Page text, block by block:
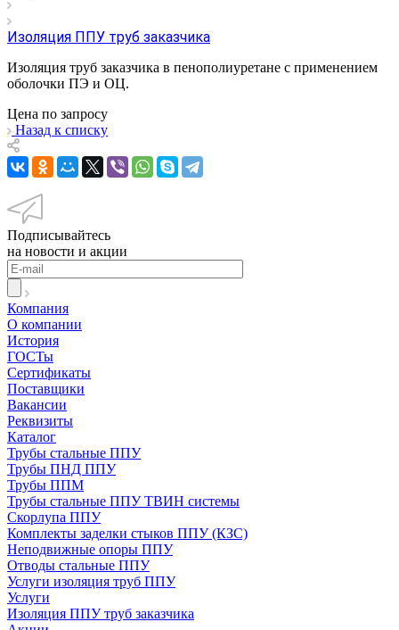
Изоляция ППУ труб заказчика
Изоляция труб заказчика в пенополиуретане с применением
оболочки ПЭ и ОЦ.
Цена по запросу
Назад к списку
Подписывайтесь
на новости и акции
Компания
О компании
История
ГОСТы
Сертификаты
Поставщики
Вакансии
Реквизиты
Каталог
Трубы стальные ППУ
Трубы ПНД ППУ
Трубы ППМ
Трубы стальные ППУ ТВИН системы
Скорлупа ППУ
Комплекты заделки стыков ППУ (КЗС)
Неподвижные опоры ППУ
Отводы стальные ППУ
Услуги изоляция труб ППУ
Услуги
Изоляция ППУ труб заказчика